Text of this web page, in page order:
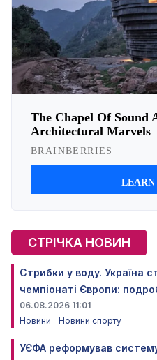
СТРІЧКА НОВИН
Стрибки у воду. Україна
чемпіонаті Європи:
06.08.2026 11:01
Новини
Новини спорту
УЄФА реформував